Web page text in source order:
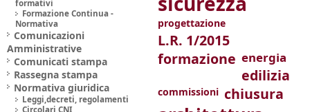
formativi
Formazione Continua -
Normativa
Comunicazioni
Amministrative
Comunicati stampa
Rassegna stampa
Normativa giuridica
Leggi,decreti, regolamenti
Circolari CNI
progettazione
L.R. 1/2015
formazione energia
edilizia
commissioni chiusura